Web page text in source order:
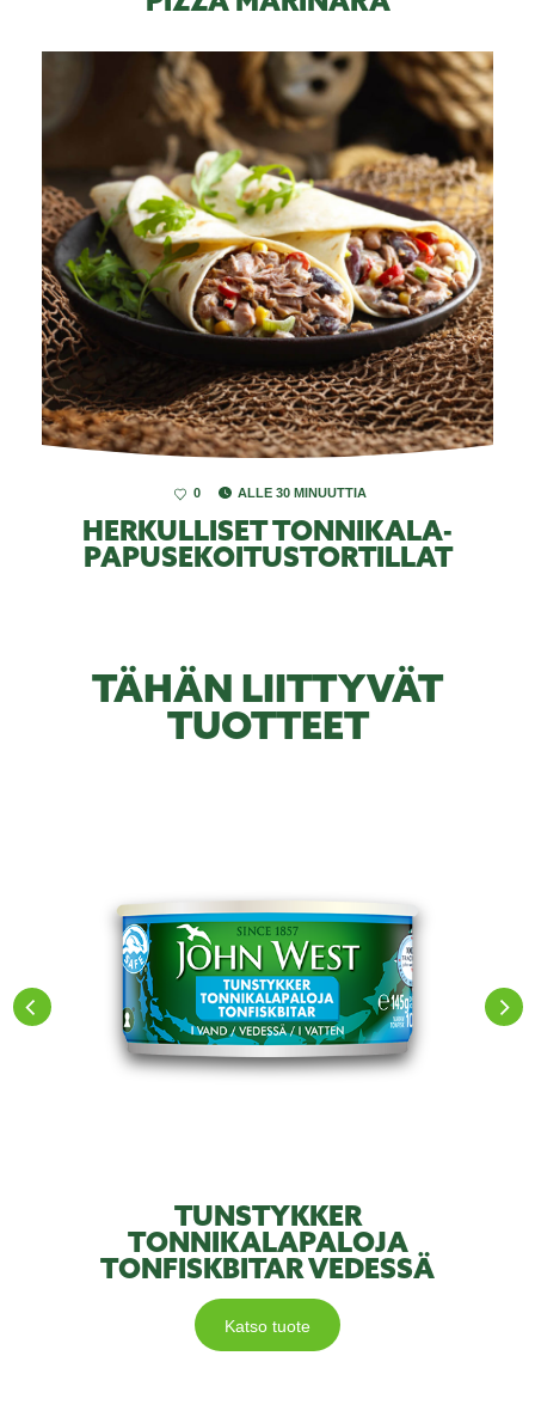
0 ALLE 30 MINUUTTIA
HERKULLISET TONNIKALA-
PAPUSEKOITUSTORTILLAT
TÄHÄN LIITTYVÄT
TUOTTEET
TUNSTYKKER
TONNIKALAPALOJA
TONFISKBITAR VEDESSÄ
Katso tuote